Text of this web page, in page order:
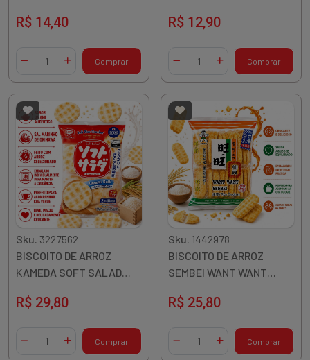
R$ 14,40
Diminuir QuantidadeAdicionar Quantidade
Comprar
R$ 12,90
Diminuir QuantidadeAdicionar Quantidade
Comprar
Sku. 3227562
BISCOITO DE ARROZ
KAMEDA SOFT SALAD
R$ 29,80
Diminuir QuantidadeAdicionar Quantidade
Comprar
Sku. 1442978
BISCOITO DE ARROZ
SEMBEI WANT WANT
R$ 25,80
Diminuir QuantidadeAdicionar Quantidade
Comprar